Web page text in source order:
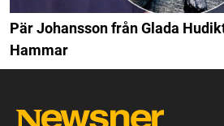
Pär Johansson från Glada
Hammar